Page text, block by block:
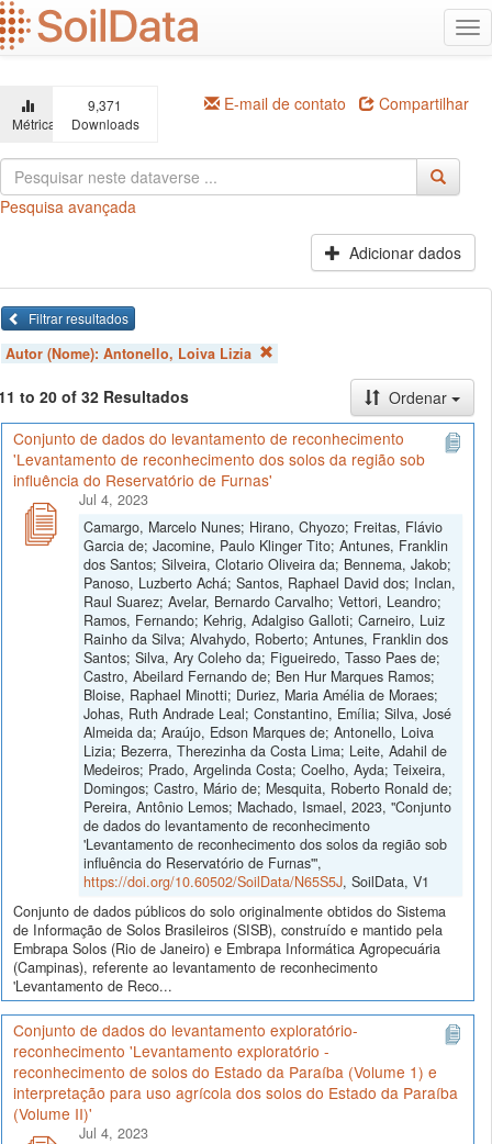
Ir
para
o
principal
Métricas
9,371
Downloads
E-mail de contato Compartilhar
Pesquisa avançada
Adicionar dados
Filtrar resultados
Autor (Nome): Antonello, Loiva Lizia
to 20 of 32 Resultados
Ordenar
Conjunto de dados do levantamento de reconhecimento
'Levantamento de reconhecimento dos solos da região sob
influência do Reservatório de Furnas'
Jul 4, 2023
Camargo, Marcelo Nunes; Hirano, Chyozo; Freitas, Flávio
Garcia de; Jacomine, Paulo Klinger Tito; Antunes, Franklin
dos Santos; Silveira, Clotario Oliveira da; Bennema, Jakob;
Panoso, Luzberto Achá; Santos, Raphael David dos; Inclan,
Raul Suarez; Avelar, Bernardo Carvalho; Vettori, Leandro;
Ramos, Fernando; Kehrig, Adalgiso Galloti; Carneiro, Luiz
Rainho da Silva; Alvahydo, Roberto; Antunes, Franklin dos
Santos; Silva, Ary Coleho da; Figueiredo, Tasso Paes de;
Castro, Abeilard Fernando de; Ben Hur Marques Ramos;
Bloise, Raphael Minotti; Duriez, Maria Amélia de Moraes;
Johas, Ruth Andrade Leal; Constantino, Emília; Silva, José
Almeida da; Araújo, Edson Marques de; Antonello, Loiva
Lizia; Bezerra, Therezinha da Costa Lima; Leite, Adahil de
Medeiros; Prado, Argelinda Costa; Coelho, Ayda; Teixeira,
Domingos; Castro, Mário de; Mesquita, Roberto Ronald de;
Pereira, Antônio Lemos; Machado, Ismael, 2023, "Conjunto
de dados do levantamento de reconhecimento
'Levantamento de reconhecimento dos solos da região sob
influência do Reservatório de Furnas'",
https://doi.org/10.60502/SoilData/N65S5J, SoilData, V1
Conjunto de dados públicos do solo originalmente obtidos do Sistema
de Informação de Solos Brasileiros (SISB), construído e mantido pela
Embrapa Solos (Rio de Janeiro) e Embrapa Informática Agropecuária
(Campinas), referente ao levantamento de reconhecimento
'Levantamento de Reco...
Conjunto de dados do levantamento exploratório-
reconhecimento 'Levantamento exploratório -
reconhecimento de solos do Estado da Paraíba (Volume 1) e
interpretação para uso agrícola dos solos do Estado da Paraíba
(Volume II)'
Jul 4, 2023